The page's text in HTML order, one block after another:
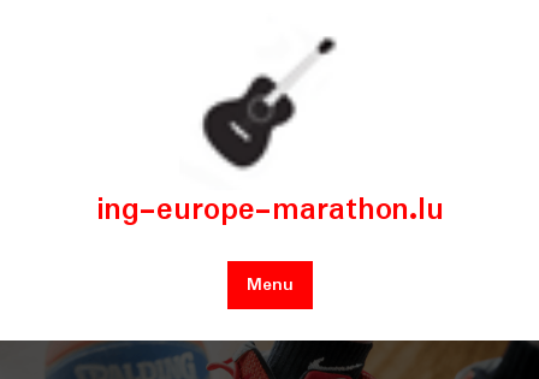
ing-europe-marathon.lu
Menu